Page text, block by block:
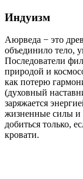
Индуизм
Аюрведа − это
объединило тело,
Последователи
природой и
как потерю
(духовный
заряжается
жизненные силы и
добиться только,
кровати.